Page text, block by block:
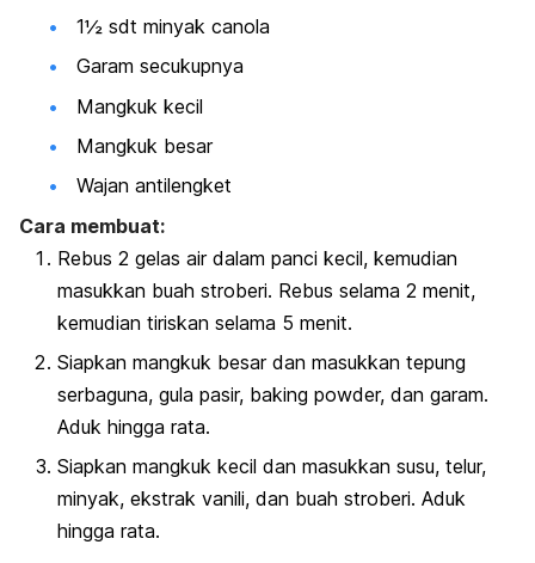
1½ sdt minyak canola
Garam secukupnya
Mangkuk kecil
Mangkuk besar
Wajan antilengket
Cara membuat:
Rebus 2 gelas air dalam panci kecil, kemudian
masukkan buah stroberi. Rebus selama 2 menit,
kemudian tiriskan selama 5 menit.
Siapkan mangkuk besar dan masukkan tepung
serbaguna, gula pasir, baking powder, dan garam.
Aduk hingga rata.
Siapkan mangkuk kecil dan masukkan susu, telur,
minyak, ekstrak vanili, dan buah stroberi. Aduk
hingga rata.